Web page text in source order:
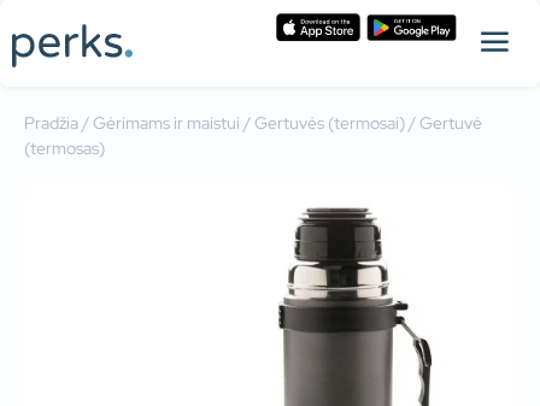
Pradžia/Gėrimams ir maistui /Gertuvės (termosai)/ Gertuvė
(termosas)